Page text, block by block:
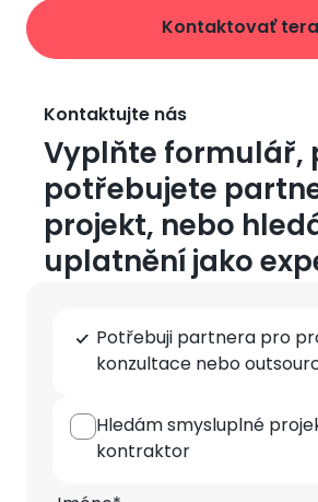
Kontaktovať
Kontaktujte nás
Vyplňte formulář,
potřebujete
projekt, nebo
uplatnění jako
spolupráce
Potřebuji partnera pro
konzultace nebo
Hledám smysluplné
kontraktor